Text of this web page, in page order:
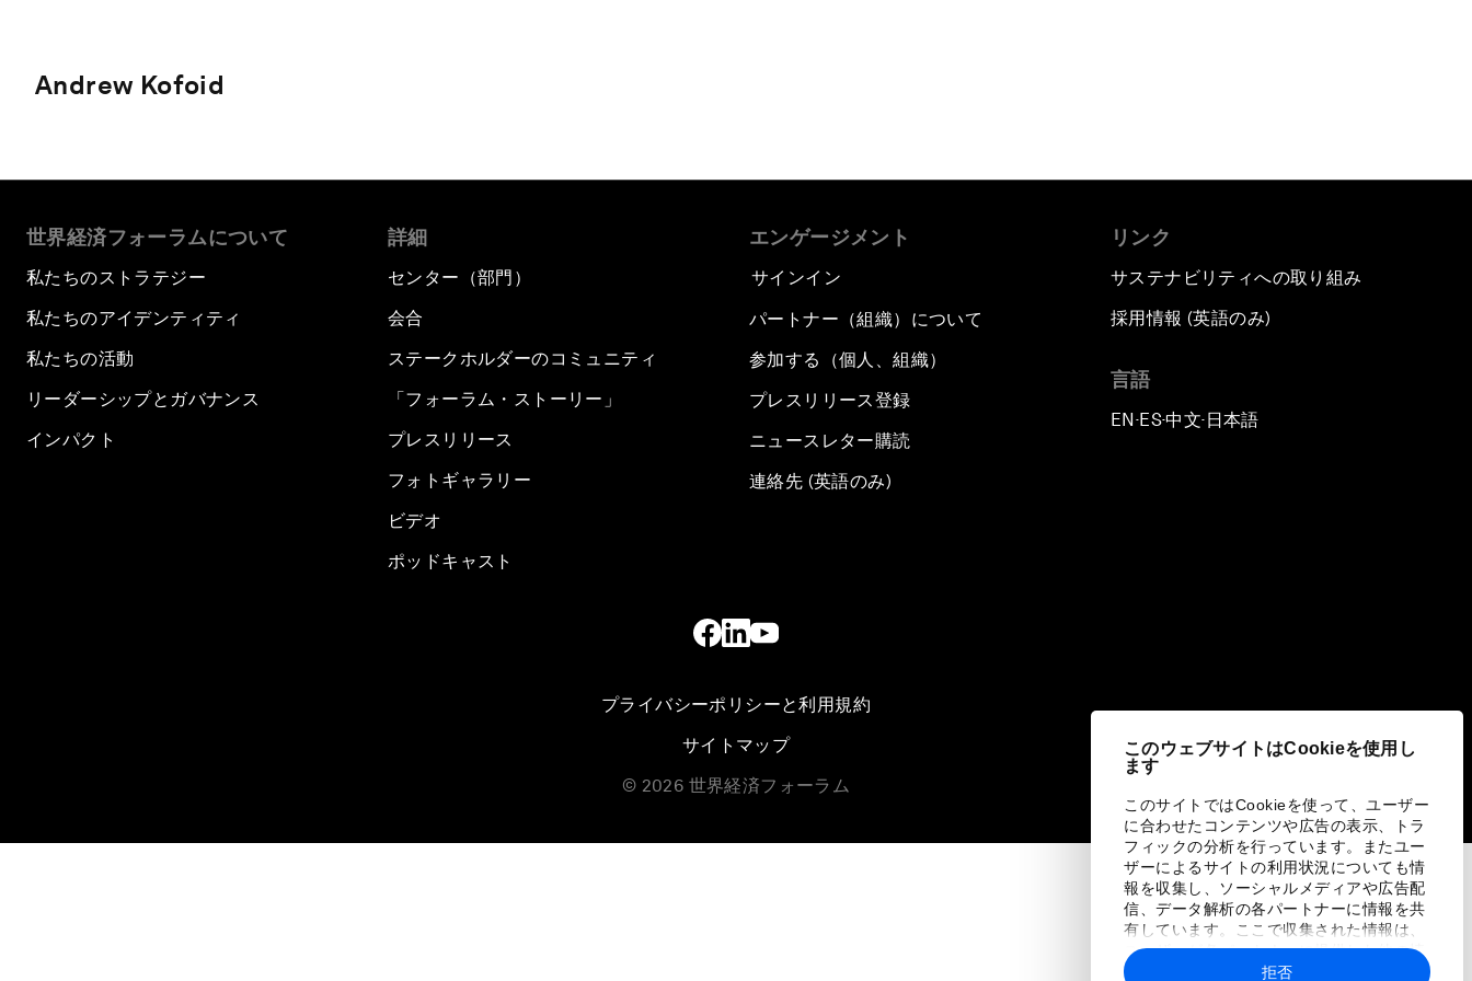
このウェブサイトはCookieを使用し
ます
このサイトではCookieを使って、ユーザー
に合わせたコンテンツや広告の表示、トラ
フィックの分析を行っています。またユー
ザーによるサイトの利用状況についても情
報を収集し、ソーシャルメディアや広告配
信、データ解析の各パートナーに情報を共
有しています。ここで収集された情報は、
ユーザーが各パートナーに提供した他の情
報や各パートナーのサービスを使用した際
拒否
Andrew Kofoid
世界経済フォーラムについて
私たちのストラテジー
私たちのアイデンティティ
私たちの活動
リーダーシップとガバナンス
インパクト
詳細
センター（部門）
会合
ステークホルダーのコミュニティ
「フォーラム・ストーリー」
プレスリリース
フォトギャラリー
ビデオ
ポッドキャスト
エンゲージメント
サインイン
パートナー（組織）について
参加する（個人、組織）
プレスリリース登録
ニュースレター購読
連絡先 (英語のみ)
リンク
サステナビリティへの取り組み
採用情報 (英語のみ)
言語
EN ▪ES▪中文▪ 日本語
プライバシーポリシーと利用規約
サイトマップ
© 2026 世界経済フォーラム